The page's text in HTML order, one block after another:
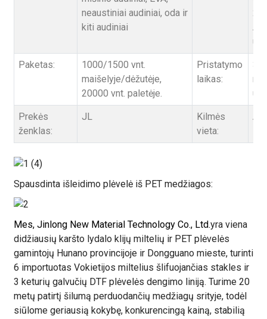
neaustiniai audiniai, oda ir
kiti audiniai
Paketas:
1000/1500 vnt.
maišelyje/dėžutėje,
20000 vnt. paletėje.
Pristatymo
laikas:
nuo
Prekės
ženklas:
JL
Kilmės
vieta:
Aš
Spausdinta išleidimo plėvelė iš PET medžiagos:
Mes, Jinlong New Material Technology Co., Ltd.yra viena
didžiausių karšto lydalo klijų miltelių ir PET plėvelės
gamintojų Hunano provincijoje ir Dongguano mieste, turinti
6 importuotas Vokietijos miltelius šlifuojančias stakles ir
3 keturių galvučių DTF plėvelės dengimo liniją. Turime 20
metų patirtį šilumą perduodančių medžiagų srityje, todėl
siūlome geriausią kokybę, konkurencingą kainą, stabilią